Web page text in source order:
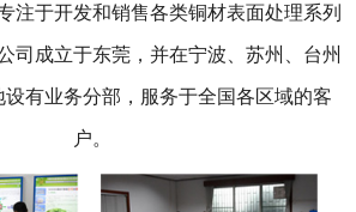
注于开发和销售各类铜材表面处理系列
司成立于东莞，并在宁波、苏州、台州
有业务分部，服务于全国各区域的客
户。